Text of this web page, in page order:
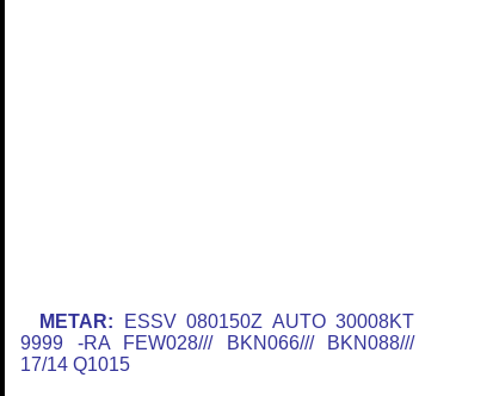
METAR: ESSV 080150Z AUTO 30008KT
9999 -RA FEW028/// BKN066/// BKN088///
17/14 Q1015